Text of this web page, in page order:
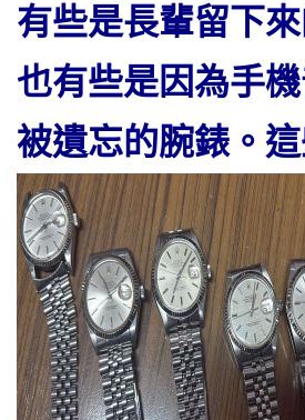
有些是長輩留下
也有些是因為手
被遺忘的腕錶。